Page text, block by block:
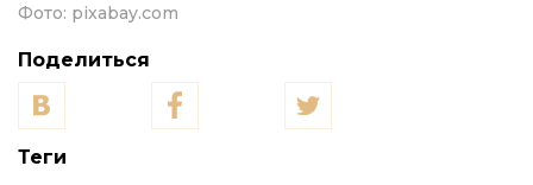
Фото: pixabay.com
Поделиться
Теги